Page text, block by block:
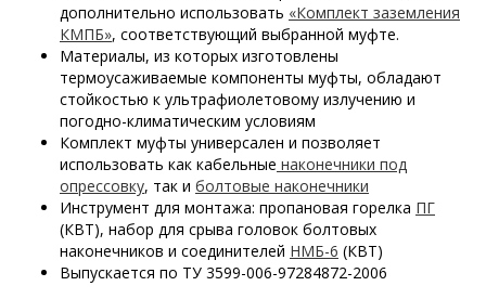
дополнительно использовать «Комплект заземления
КМПБ», соответствующий выбранной муфте.
Материалы, из которых изготовлены
термоусаживаемые компоненты муфты, обладают
стойкостью к ультрафиолетовому излучению и
погодно-климатическим условиям
Комплект муфты универсален и позволяет
использовать как кабельные наконечники под
опрессовку, так и болтовые наконечники
Инструмент для монтажа: пропановая горелка ПГ
(КВТ), набор для срыва головок болтовых
наконечников и соединителей НМБ-6 (КВТ)
Выпускается по ТУ 3599-006-97284872-2006